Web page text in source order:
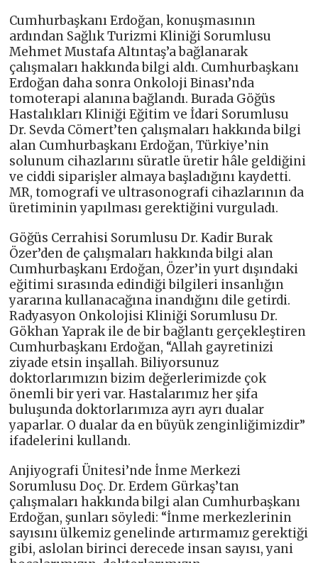
Cumhurbaşkanı Erdoğan, konuşmasının
ardından Sağlık Turizmi Kliniği Sorumlusu
Mehmet Mustafa Altıntaş’a bağlanarak
çalışmaları hakkında bilgi aldı. Cumhurbaşkanı
Erdoğan daha sonra Onkoloji Binası’nda
tomoterapi alanına bağlandı. Burada Göğüs
Hastalıkları Kliniği Eğitim ve İdari Sorumlusu
Dr. Sevda Cömert’ten çalışmaları hakkında bilgi
alan Cumhurbaşkanı Erdoğan, Türkiye’nin
solunum cihazlarını süratle üretir hâle geldiğini
ve ciddi siparişler almaya başladığını kaydetti.
MR, tomografi ve ultrasonografi cihazlarının da
üretiminin yapılması gerektiğini vurguladı.
Göğüs Cerrahisi Sorumlusu Dr. Kadir Burak
Özer’den de çalışmaları hakkında bilgi alan
Cumhurbaşkanı Erdoğan, Özer’in yurt dışındaki
eğitimi sırasında edindiği bilgileri insanlığın
yararına kullanacağına inandığını dile getirdi.
Radyasyon Onkolojisi Kliniği Sorumlusu Dr.
Gökhan Yaprak ile de bir bağlantı gerçekleştiren
Cumhurbaşkanı Erdoğan, “Allah gayretinizi
ziyade etsin inşallah. Biliyorsunuz
doktorlarımızın bizim değerlerimizde çok
önemli bir yeri var. Hastalarımız her şifa
buluşunda doktorlarımıza ayrı ayrı dualar
yaparlar. O dualar da en büyük zenginliğimizdir”
ifadelerini kullandı.
Anjiyografi Ünitesi’nde İnme Merkezi
Sorumlusu Doç. Dr. Erdem Gürkaş’tan
çalışmaları hakkında bilgi alan Cumhurbaşkanı
Erdoğan, şunları söyledi: “İnme merkezlerinin
sayısını ülkemiz genelinde artırmamız gerektiği
gibi, aslolan birinci derecede insan sayısı, yani